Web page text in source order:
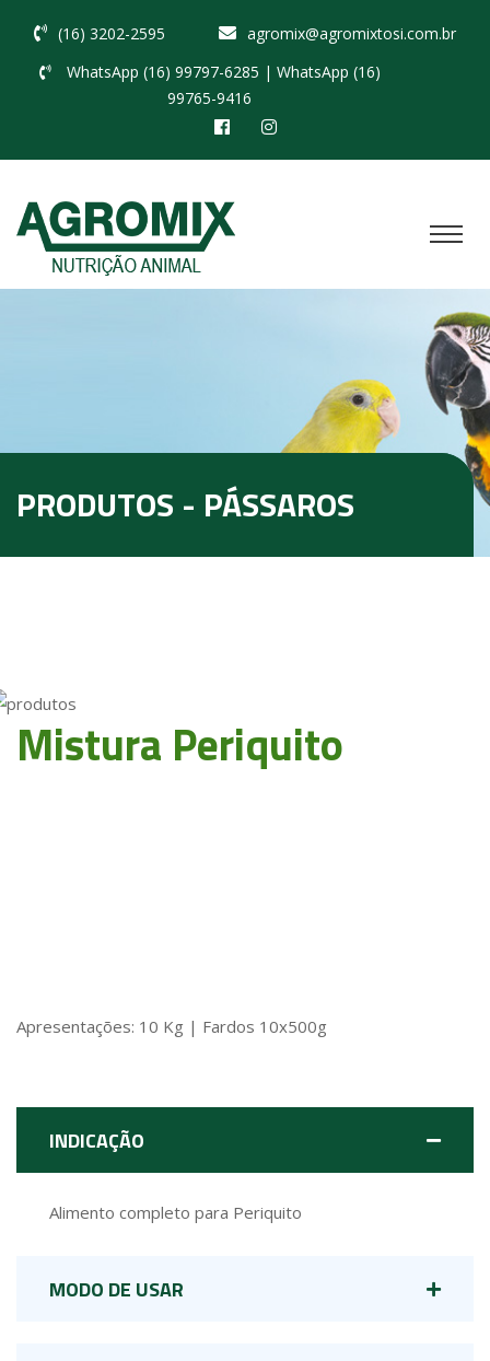
(16) 3202-2595
agromix@agromixtosi.com.br
WhatsApp (16) 99797-6285 | WhatsApp (16)
99765-9416
PRODUTOS - PÁSSAROS
Mistura Periquito
Apresentações: 10 Kg | Fardos 10x500g
INDICAÇÃO
Alimento completo para Periquito
MODO DE USAR